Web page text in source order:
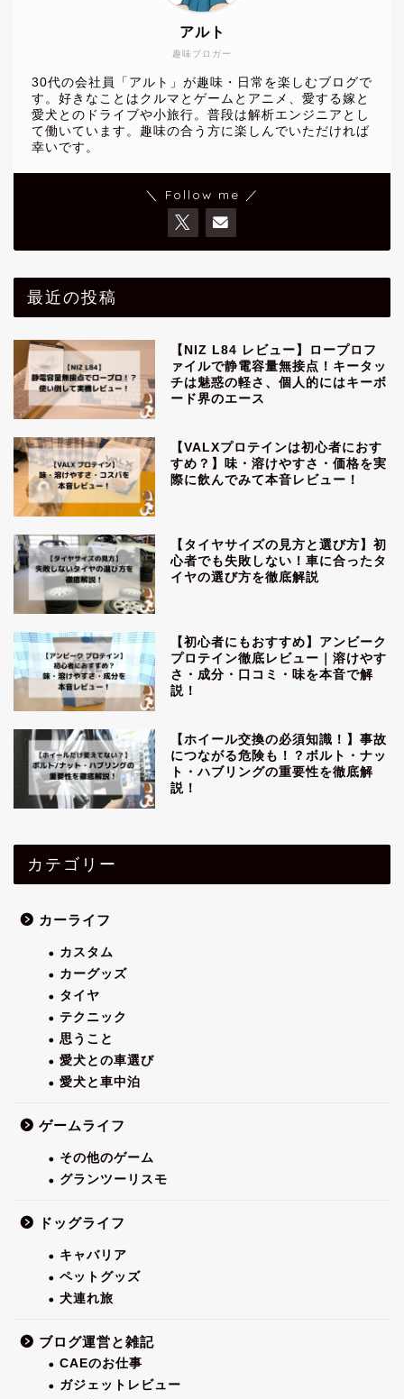
趣味ブロガー
アルト
30代の会社員「アルト」が趣味・日常を楽しむブログで
す。好きなことはクルマとゲームとアニメ、愛する嫁と
愛犬とのドライブや小旅行。普段は解析エンジニアとし
て働いています。趣味の合う方に楽しんでいただければ
幸いです。
＼ Follow me ／
最近の投稿
【NIZ L84 レビュー】ロープロフ
ァイルで静電容量無接点！キータッ
チは魅惑の軽さ、個人的にはキーボ
ード界のエース
【VALXプロテインは初心者におす
すめ？】味・溶けやすさ・価格を実
際に飲んでみて本音レビュー！
【タイヤサイズの見方と選び方】初
心者でも失敗しない！車に合ったタ
イヤの選び方を徹底解説
【初心者にもおすすめ】アンビーク
プロテイン徹底レビュー｜溶けやす
さ・成分・口コミ・味を本音で解
説！
【ホイール交換の必須知識！】事故
につながる危険も！？ボルト・ナッ
ト・ハブリングの重要性を徹底解
説！
カテゴリー
カーライフ
カスタム
カーグッズ
タイヤ
テクニック
思うこと
愛犬との車選び
愛犬と車中泊
ゲームライフ
その他のゲーム
グランツーリスモ
ドッグライフ
キャバリア
ペットグッズ
犬連れ旅
ブログ運営と雑記
CAEのお仕事
ガジェットレビュー